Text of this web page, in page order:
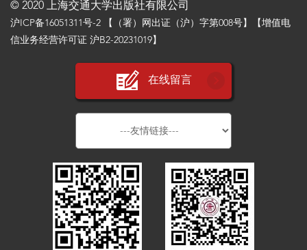
© 2020 上海交通大学出版社有限公司
沪ICP备16051311号-2 【（署）网出证（沪）字第008号】【增值电
信业务经营许可证 沪B2-20231019】
在线留言